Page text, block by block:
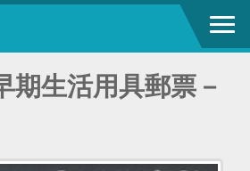
期生活用具郵票－